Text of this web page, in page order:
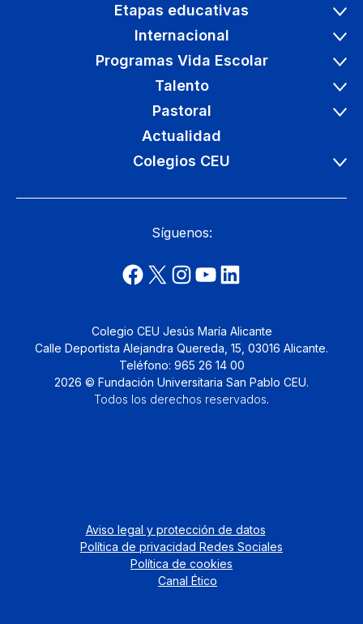
Etapas educativas
Internacional
Programas Vida Escolar
Talento
Pastoral
Actualidad
Colegios CEU
Síguenos:
Colegio CEU Jesús María Alicante
Calle Deportista Alejandra Quereda, 15, 03016 Alicante.
Teléfono: 965 26 14 00
2026 © Fundación Universitaria San Pablo CEU.
Todos los derechos reservados.
Aviso legal y protección de datos
Política de privacidad Redes Sociales
Política de cookies
Canal Ético